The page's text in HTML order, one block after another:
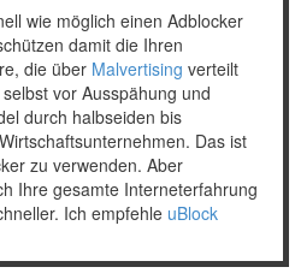
wie möglich einen Adblocker
damit die Ihren
die über Malvertising verteilt
vor Ausspähung und
durch halbseiden bis
Das ist
zu verwenden. Aber
Ihre gesamte Interneterfahrung
Ich empfehle uBlock